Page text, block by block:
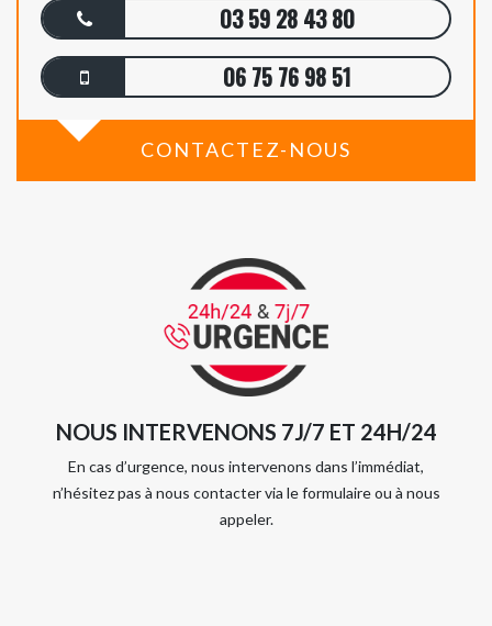
03 59 28 43 80
06 75 76 98 51
CONTACTEZ-NOUS
NOUS INTERVENONS 7J/7 ET 24H/24
En cas d’urgence, nous intervenons dans l’immédiat,
n’hésitez pas à nous contacter via le formulaire ou à nous
appeler.